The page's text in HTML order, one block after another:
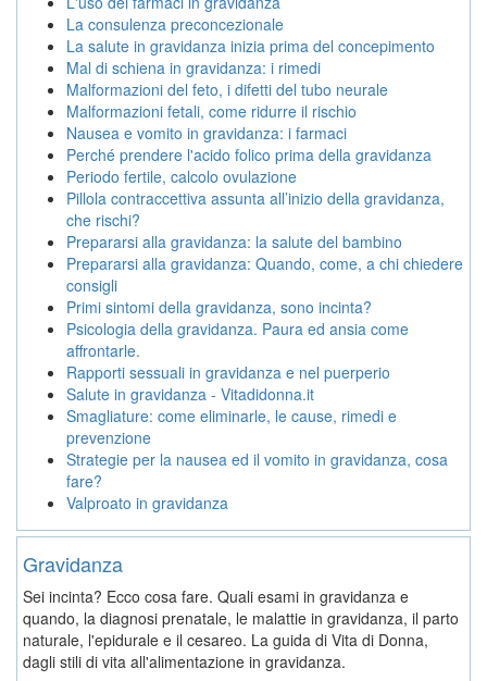
La consulenza preconcezionale
La salute in gravidanza inizia prima del concepimento
Mal di schiena in gravidanza: i rimedi
Malformazioni del feto, i difetti del tubo neurale
Malformazioni fetali, come ridurre il rischio
Nausea e vomito in gravidanza: i farmaci
Perché prendere l'acido folico prima della gravidanza
Periodo fertile, calcolo ovulazione
Pillola contraccettiva assunta all’inizio della gravidanza,
che rischi?
Prepararsi alla gravidanza: la salute del bambino
Prepararsi alla gravidanza: Quando, come, a chi chiedere
consigli
Primi sintomi della gravidanza, sono incinta?
Psicologia della gravidanza. Paura ed ansia come
affrontarle.
Rapporti sessuali in gravidanza e nel puerperio
Salute in gravidanza - Vitadidonna.it
Smagliature: come eliminarle, le cause, rimedi e
prevenzione
Strategie per la nausea ed il vomito in gravidanza, cosa
fare?
Valproato in gravidanza
Gravidanza
Sei incinta? Ecco cosa fare. Quali esami in gravidanza e
quando, la diagnosi prenatale, le malattie in gravidanza, il parto
naturale, l'epidurale e il cesareo. La guida di Vita di Donna,
dagli stili di vita all'alimentazione in gravidanza.